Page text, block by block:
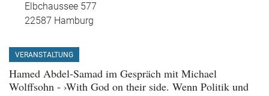
Elbchaussee 577
22587 Hamburg
VERANSTALTUNG
Hamed Abdel-Samad im Gespräch mit Michael
Wolffsohn - ›With God on their side. Wenn Politik und